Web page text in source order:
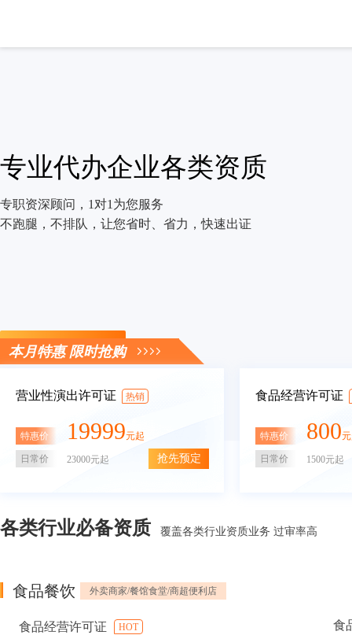
专业代办企业各类资质
专职资深顾问，1对1为您服务
不跑腿，不排队，让您省时、省力，快速出证
立即咨询
本月特惠 限时抢购
营业性演出许可证 热销
特惠价 19999元起
日常价 23000元起 抢先预定
食品经营许可证
特惠价 800
日常价 1500元起
各类行业必备资质 覆盖各类行业资质业务 过审率高
食品餐饮 外卖商家/餐馆食堂/商超便利店
食品经营许可证 HOT 食